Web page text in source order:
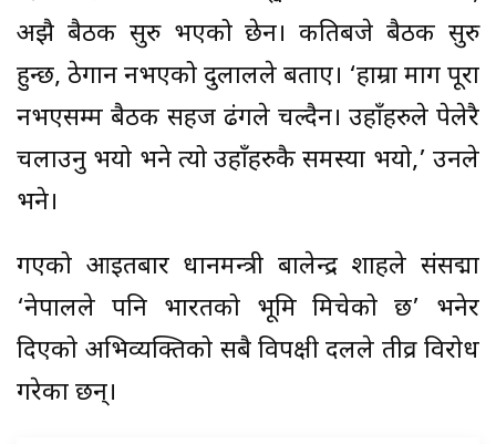
अझै बैठक सुरु भएको छेन। कतिबजे बैठक सुरु
हुन्छ, ठेगान नभएको दुलालले बताए। ‘हाम्रा माग पूरा
नभएसम्म बैठक सहज ढंगले चल्दैन। उहाँहरुले पेलेरै
चलाउनु भयो भने त्यो उहाँहरुकै समस्या भयो,’ उनले
भने।
गएको आइतबार प्रधानमन्त्री बालेन्द्र शाहले संसद्मा
‘नेपालले पनि भारतको भूमि मिचेको छ’ भनेर
दिएको अभिव्यक्तिको सबै विपक्षी दलले तीव्र विरोध
गरेका छन्।